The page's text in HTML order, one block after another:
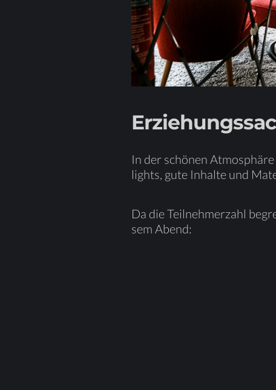
In der schö­nen
lights, gute In­hal­te und
Da die Teil­neh­mer­zahl
sem Abend: